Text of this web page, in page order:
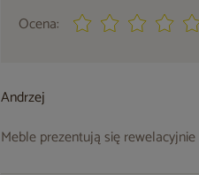
Ocena:
Andrzej
Meble prezentują się